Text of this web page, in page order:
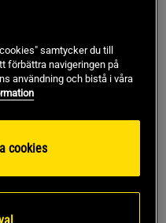
samtycker du till
förbättra navigeringen på
användning och bistå i våra
cookies